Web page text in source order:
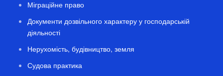
Міграційне право
Документи дозвільного характеру у господарській
діяльності
Нерухомість, будівництво, земля
Судова практика